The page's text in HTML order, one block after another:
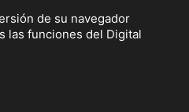
de su navegador
las funciones del Digital